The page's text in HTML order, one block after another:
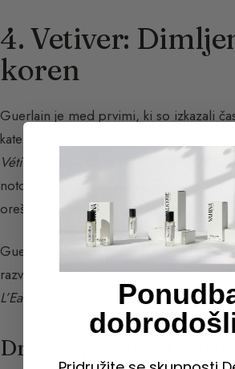
4. Vetiver:
koren
Guerlain je med prvimi, ki so izkazali
katerega koren daje zemeljsko, vlažno
Vétiver
od Guerlain (1959) združuje to
noto s citrusovimi sadovi, fève tonka,
oreščkom in tobačnim akordom.
Guerlain uporablja ekskluziviteto: indijski
razvil Thierry Wasser (zelo prisoten v
L’Eau Boisée
Drugi izjemni vetiverji